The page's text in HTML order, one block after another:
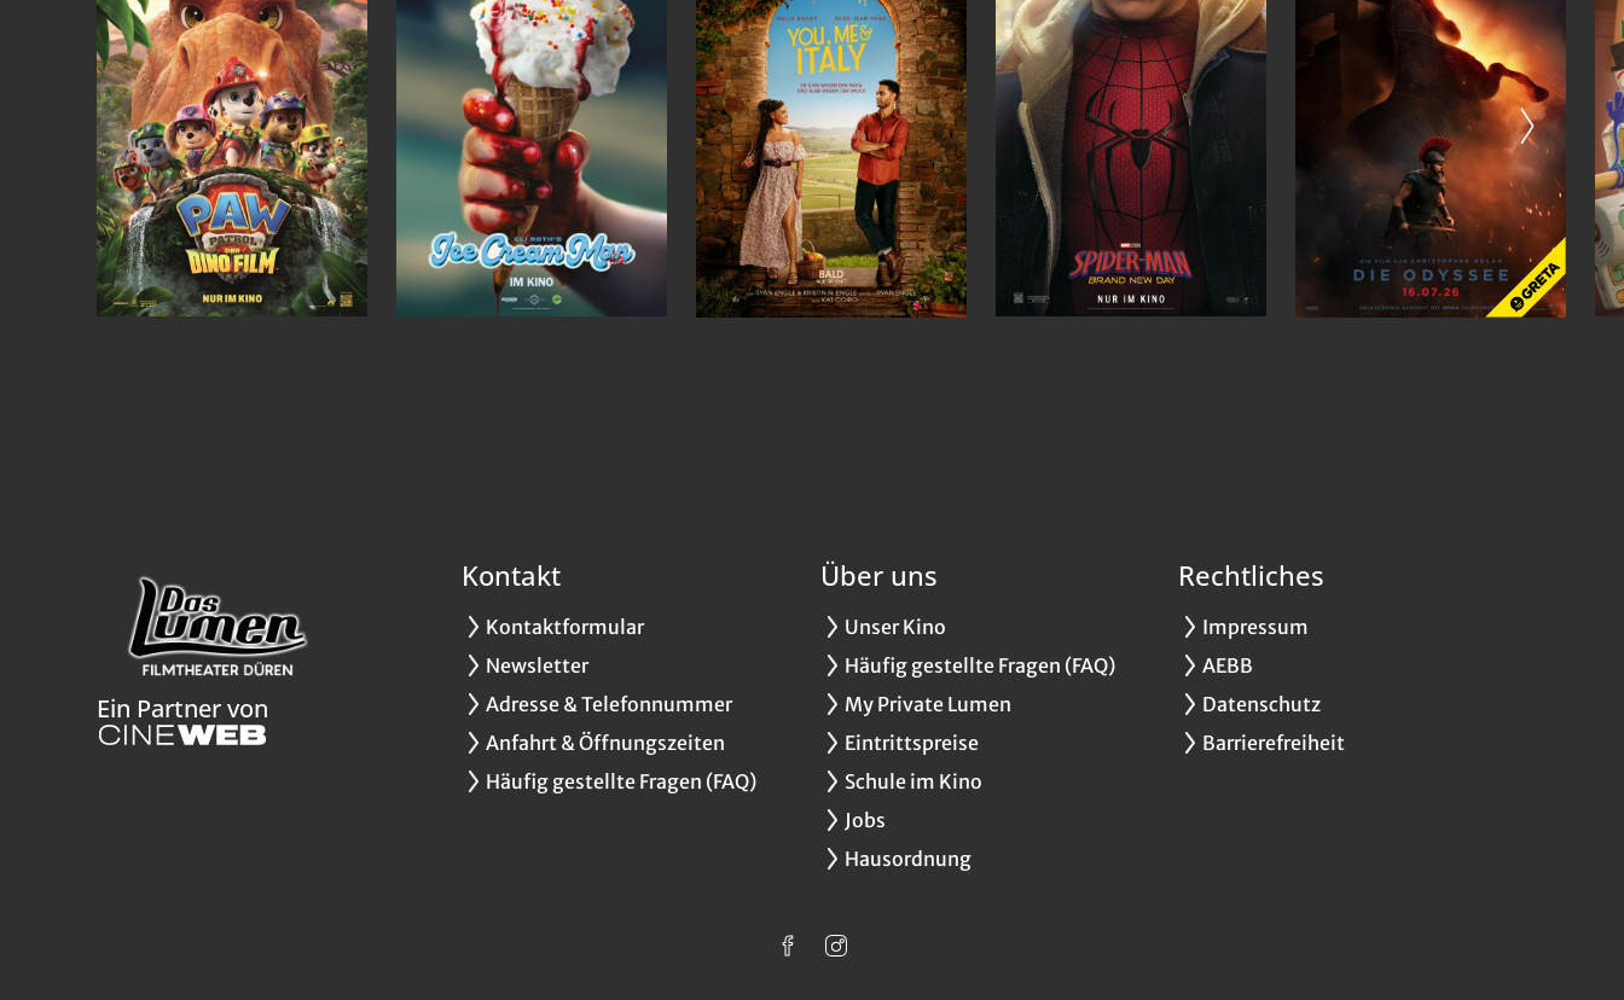
Ein Partner von
Kontakt
Kontaktformular
Newsletter
Adresse & Telefonnummer
Anfahrt & Öffnungszeiten
Häufig gestellte Fragen (FAQ)
Über uns
Unser Kino
Häufig gestellte Fragen (FAQ)
My Private Lumen
Eintrittspreise
Schule im Kino
Jobs
Hausordnung
Rechtliches
Impressum
AEBB
Datenschutz
Barrierefreiheit